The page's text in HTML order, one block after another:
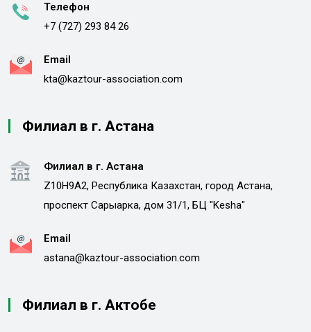
Телефон
+7 (727) 293 84 26
Email
kta@kaztour-association.com
Филиал в г. Астана
Филиал в г. Астана
Z10H9A2, Республика Казахстан, город Астана,
проспект Сарыарка, дом 31/1, БЦ "Kesha"
Email
astana@kaztour-association.com
Филиал в г. Актобе